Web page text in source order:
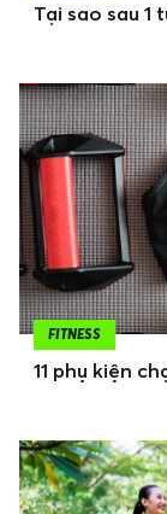
Tại sao sau 1
FITNESS
11 phụ kiện